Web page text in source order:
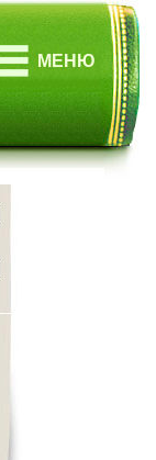
МЕНЮ